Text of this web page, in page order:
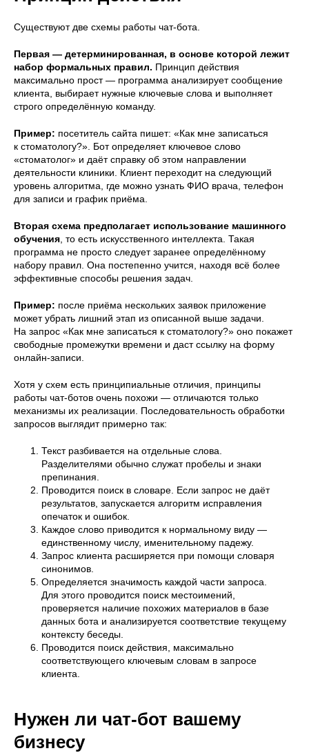
Существуют две схемы работы чат-бота.
Первая — детерминированная, в основе которой лежит
набор формальных правил. Принцип действия
максимально прост — программа анализирует сообщение
клиента, выбирает нужные ключевые слова и выполняет
строго определённую команду.
Пример: посетитель сайта пишет: «Как мне записаться
к стоматологу?». Бот определяет ключевое слово
«стоматолог» и даёт справку об этом направлении
деятельности клиники. Клиент переходит на следующий
уровень алгоритма, где можно узнать ФИО врача, телефон
для записи и график приёма.
Вторая схема предполагает использование машинного
обучения , то есть искусственного интеллекта. Такая
программа не просто следует заранее определённому
набору правил. Она постепенно учится, находя всё более
эффективные способы решения задач.
Пример: после приёма нескольких заявок приложение
может убрать лишний этап из описанной выше задачи.
На запрос «Как мне записаться к стоматологу?» оно покажет
свободные промежутки времени и даст ссылку на форму
онлайн-записи.
Хотя у схем есть принципиальные отличия, принципы
работы чат-ботов очень похожи — отличаются только
механизмы их реализации. Последовательность обработки
запросов выглядит примерно так:
Текст разбивается на отдельные слова.
Разделителями обычно служат пробелы и знаки
препинания.
Проводится поиск в словаре. Если запрос не даёт
результатов, запускается алгоритм исправления
опечаток и ошибок.
Каждое слово приводится к нормальному виду —
единственному числу, именительному падежу.
Запрос клиента расширяется при помощи словаря
синонимов.
Определяется значимость каждой части запроса.
Для этого проводится поиск местоимений,
проверяется наличие похожих материалов в базе
данных бота и анализируется соответствие текущему
контексту беседы.
Проводится поиск действия, максимально
соответствующего ключевым словам в запросе
клиента.
Нужен ли чат-бот вашему
бизнесу